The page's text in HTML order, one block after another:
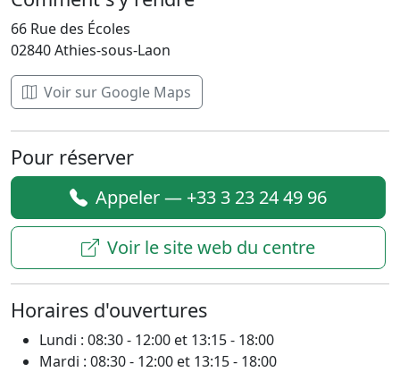
66 Rue des Écoles
02840 Athies-sous-Laon
Voir sur Google Maps
Pour réserver
Appeler — +33 3 23 24 49 96
Voir le site web du centre
Horaires d'ouvertures
Lundi : 08:30 - 12:00 et 13:15 - 18:00
Mardi : 08:30 - 12:00 et 13:15 - 18:00